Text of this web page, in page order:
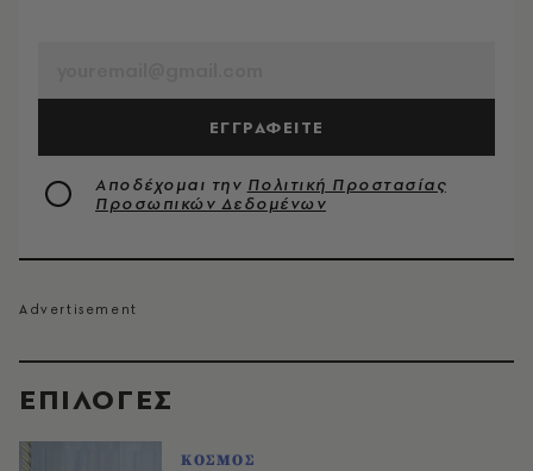
EΠΙΛΟΓΈΣ
ΚΟΣΜΟΣ
ΕΓΓΡΑΦΕΙΤΕ
Αποδέχομαι την Πολιτική Προστασίας
Προσωπικών Δεδομένων